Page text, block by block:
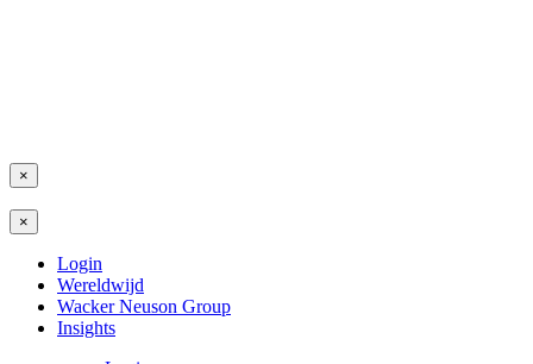
×
×
Login
Wereldwijd
Wacker Neuson Group
Insights